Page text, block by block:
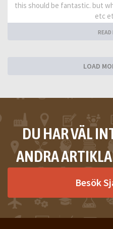
this should be fantastic. but
etc
LOAD
DU HAR VÄL
ANDRA
Besök